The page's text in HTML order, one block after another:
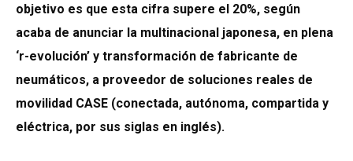
objetivo es que esta cifra supere el 20%, según
acaba de anunciar la multinacional japonesa, en plena
‘r-evolución’ y transformación de fabricante de
neumáticos, a proveedor de soluciones reales de
movilidad CASE (conectada, autónoma, compartida y
eléctrica, por sus siglas en inglés).